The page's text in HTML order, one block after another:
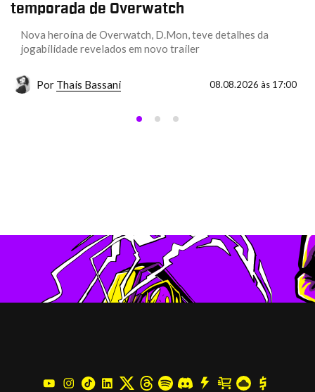
temporada de Overwatch
Nova heroína de Overwatch, D.Mon, teve detalhes da
jogabilidade revelados em novo trailer
Por Thais Bassani 08.08.2026 às 17:00